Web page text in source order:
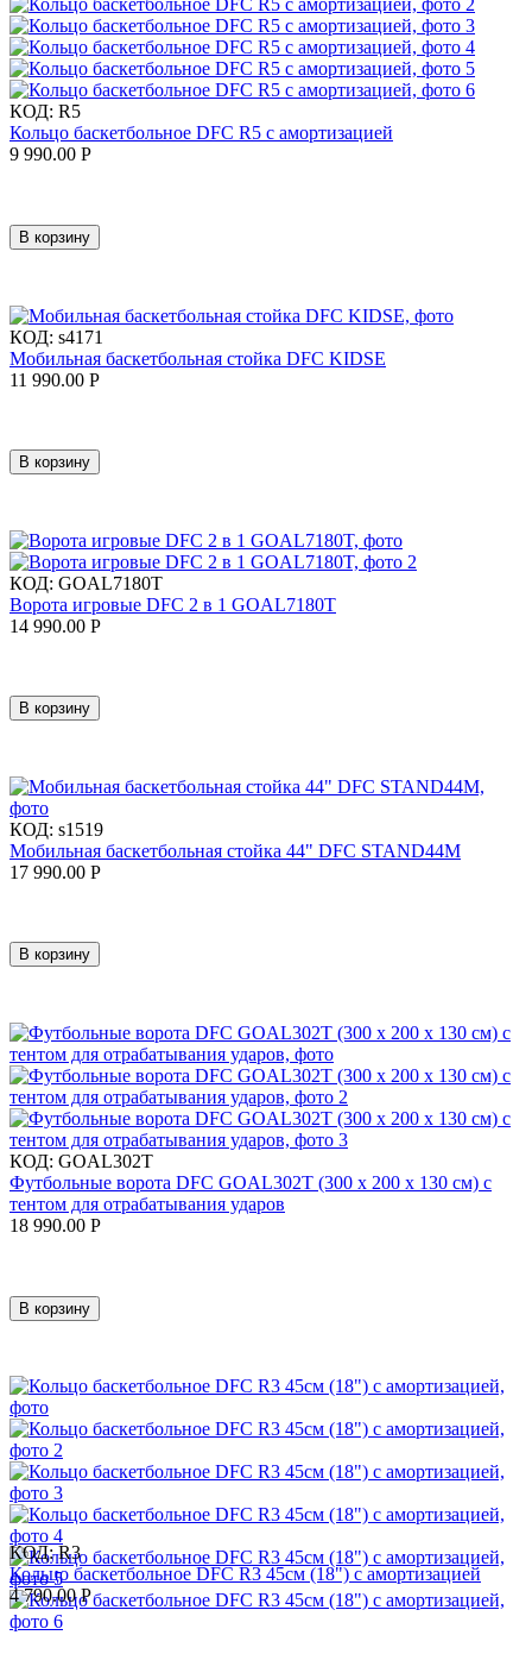
КОД: R5
Кольцо баскетбольное DFC R5 с амортизацией
9 990.00 Р
В корзину
КОД: s4171
Мобильная баскетбольная стойка DFC KIDSE
11 990.00 Р
В корзину
КОД: GOAL7180T
Ворота игровые DFC 2 в 1 GOAL7180T
14 990.00 Р
В корзину
КОД: s1519
Мобильная баскетбольная стойка 44" DFC STAND44M
17 990.00 Р
В корзину
КОД: GOAL302T
Футбольные ворота DFC GOAL302T (300 х 200 х 130 см) с
тентом для отрабатывания ударов
18 990.00 Р
В корзину
КОД: R3
Кольцо баскетбольное DFC R3 45см (18") с амортизацией
4 790.00 Р